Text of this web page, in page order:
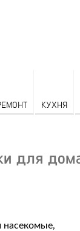
КУХНЯ
для
насекомые,